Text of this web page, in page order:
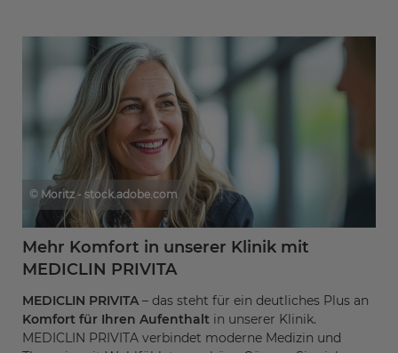
© Moritz - stock.adobe.com
Mehr Komfort in unserer Klinik mit
MEDICLIN PRIVITA
MEDICLIN PRIVITA – das steht für ein deutliches Plus an
Komfort für Ihren Aufenthalt in unserer Klinik.
MEDICLIN PRIVITA verbindet moderne Medizin und